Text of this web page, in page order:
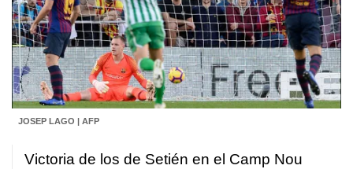
JOSEP LAGO | AFP
Victoria de los de Setién en el Camp Nou